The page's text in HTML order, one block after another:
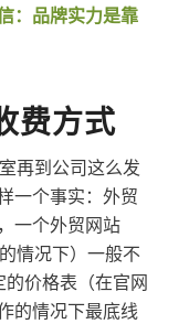
：品牌实力是靠
费方式
再到公司这么发
一个事实：外贸
一个外贸网站
情况下）一般不
价格表（在官网
的情况下最底线